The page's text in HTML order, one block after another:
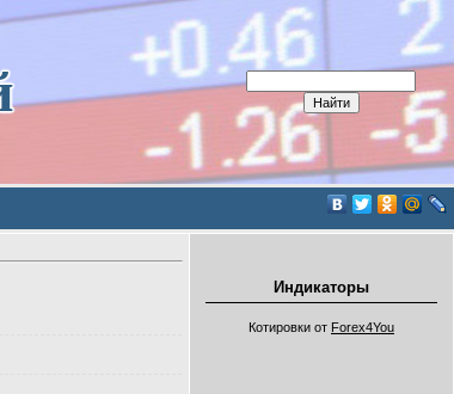
Индикаторы
Котировки от Forex4You